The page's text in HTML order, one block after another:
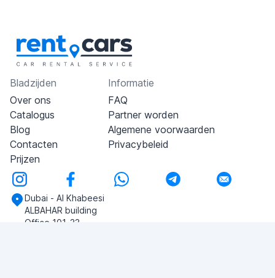
Bladzijden
Over ons
Catalogus
Blog
Contacten
Prijzen
Informatie
FAQ
Partner worden
Algemene voorwaarden
Privacybeleid
Dubai - Al Khabeesi
ALBAHAR building
Office 101-33